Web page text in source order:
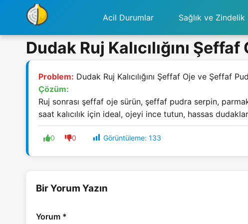
Acil Durumlar Sağlık ve Zindelik
Dudak Ruj Kalıcılığını
Problem: Dudak Ruj Kalıcılığını Şeffaf Oje ve Şeffaf
Çözüm:
Ruj sonrası şeffaf oje sürün, şeffaf pudra serpin,
saat kalıcılık için ideal, ojeyi ince tutun, hassas
0 0 Görüntüleme: 133
Bir Yorum Yazın
Yorum *